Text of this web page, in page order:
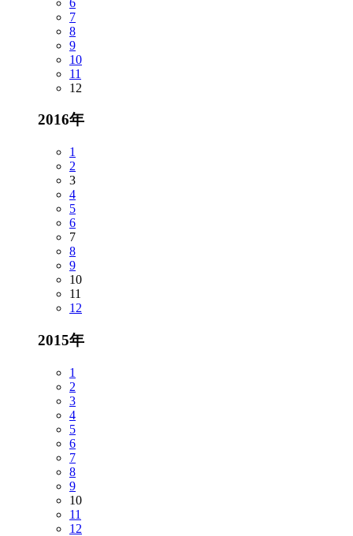
7
8
9
10
11
12
2016年
1
2
3
4
5
6
7
8
9
10
11
12
2015年
1
2
3
4
5
6
7
8
9
10
11
12